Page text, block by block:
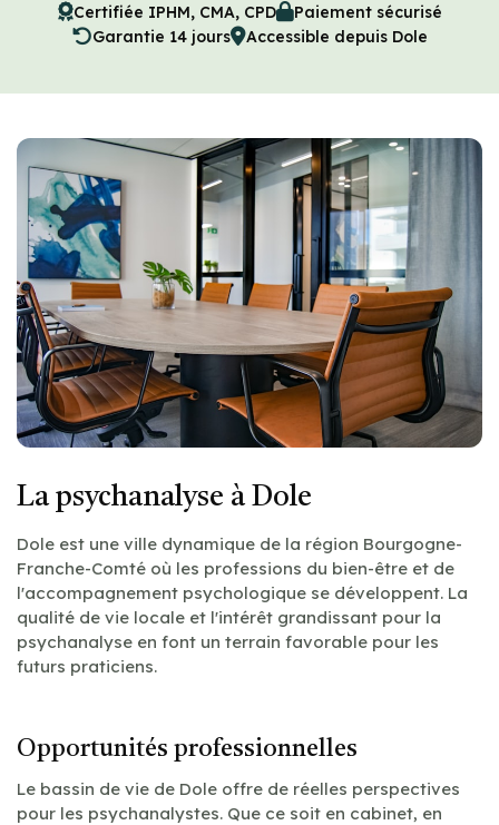
Certifiée IPHM, CMA, CPD
Paiement sécurisé
Garantie 14 jours
Accessible depuis Dole
La psychanalyse à Dole
Dole est une ville dynamique de la région Bourgogne-
Franche-Comté où les professions du bien-être et de
l'accompagnement psychologique se développent. La
qualité de vie locale et l'intérêt grandissant pour la
psychanalyse en font un terrain favorable pour les
futurs praticiens.
Opportunités professionnelles
Le bassin de vie de Dole offre de réelles perspectives
pour les psychanalystes. Que ce soit en cabinet, en